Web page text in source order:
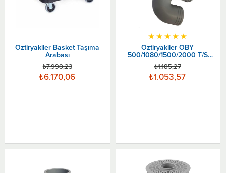
Öztiryakiler Basket Taşıma
Arabası
₺6.170,06
₺7.998,23
Öztiryakiler OBY
500/1080/1500/2000 T/S
Emiş Filtresi Alt Parça
★★★★★
₺1.053,57
₺1.185,27